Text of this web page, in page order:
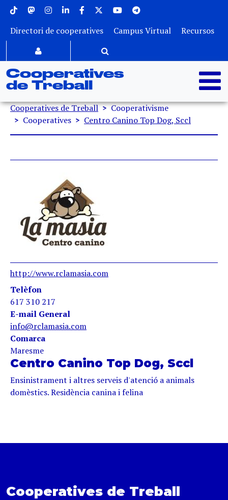
Vés al contingut
Menu superior
Directori de cooperatives Campus Virtual Recursos
Cooperatives
de Treball
Fil d'ariadna
Cooperatives de Treball
Cooperativisme
Cooperatives
Centro Canino Top Dog, Sccl
http://www.rclamasia.com
Telèfon
617 310 217
E-mail General
info@rclamasia.com
Comarca
Maresme
Centro Canino Top Dog, Sccl
Ensinistrament i altres serveis d'atenció a animals
domèstics. Residència canina i felina
Cooperatives de Treball